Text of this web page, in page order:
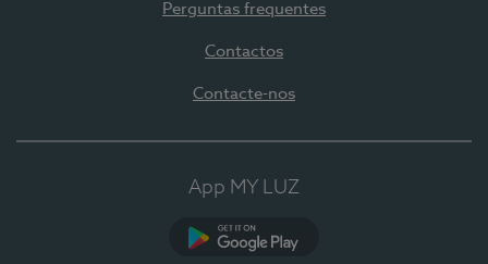
Perguntas frequentes
Contactos
Contacte-nos
App MY LUZ